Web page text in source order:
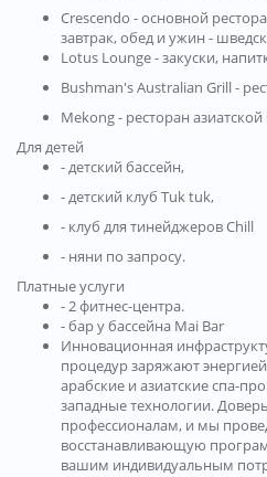
Crescendo - основной
завтрак, обед и ужин -
Lotus Lounge - закуски,
Bushman's Australian Grill -
Mekong - ресторан азиатской
Для детей
- детский бассейн,
- детский клуб Tuk tuk,
- клуб для тинейджеров Chill
- няни по запросу.
Платные услуги
- 2 фитнес-центрa.
- бар у бассейна Mai Bar
Инновационная
процедур заряжают
арабские и азиатские спа-
западные технологии.
профессионалам, и мы
восстанавливающую
вашим индивидуальным